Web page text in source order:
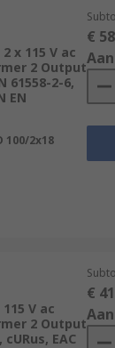
x 115 V ac
2 Output
61558-2-6,
EN
100/2x18
€
V ac
2 Output
cURus, EAC
€